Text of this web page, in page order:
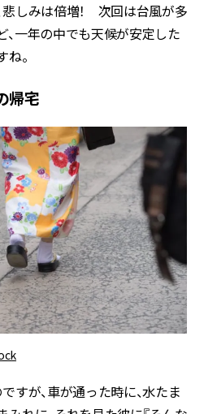
悲しみは倍増！ 次回は台風が多
一年の中でも天候が安定した
。
帰宅
すが、車が通った時に、水たま